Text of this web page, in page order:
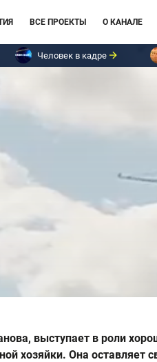
ВСЕ ПРОЕКТЫ О КАНАЛЕ
Человек в кадре
выступает в роли
хозяйки. Она оставляет